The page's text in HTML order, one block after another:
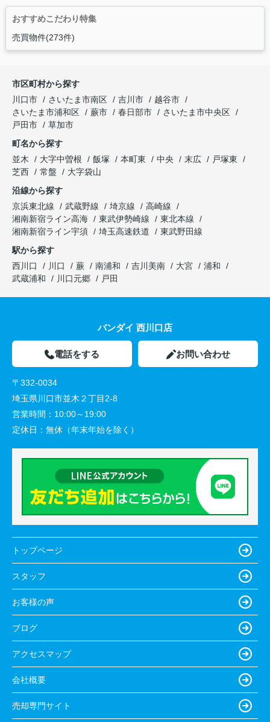
おすすめこだわり特集
売買物件(273件)
市区町村から探す
川口市
さいたま市南区 吉川市
越谷市
さいたま市浦和区
蕨市 春日部市
さいたま市中央区
戸田市
草加市
町名から探す
並木
大字中曽根 飯塚 本町東 中央 末広
戸塚東
芝西
常盤
大字袋山
沿線から探す
京浜東北線
武蔵野線 埼京線
高崎線
湘南新宿ライン高海
東武伊勢崎線
東北本線
湘南新宿ライン宇須
埼玉高速鉄道
東武野田線
駅から探す
西川口
川口 蕨 南浦和 吉川美南 大宮
浦和
武蔵浦和
川口元郷 戸田
バンダイ 西川口店
電話をする お問い合わせ
〒332-0034
埼玉県川口市並木２丁目2-8
営業時間： 10:00～19:00
定休日： 無休（年末年始を除く）
トップページ
スタッフ
お客様の声
ブログ
アクセスマップ
会社概要
売却専門サイト